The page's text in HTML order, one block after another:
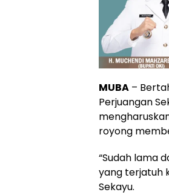
MUBA –
Perjuangan
royong
“Sudah lama
yang terjatuh
Sekayu.